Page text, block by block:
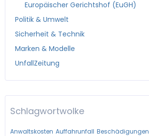
Europäischer Gerichtshof (EuGH)
Politik & Umwelt
Sicherheit & Technik
Marken & Modelle
UnfallZeitung
Schlagwortwolke
Anwaltskosten Auffahrunfall Beschädigungen